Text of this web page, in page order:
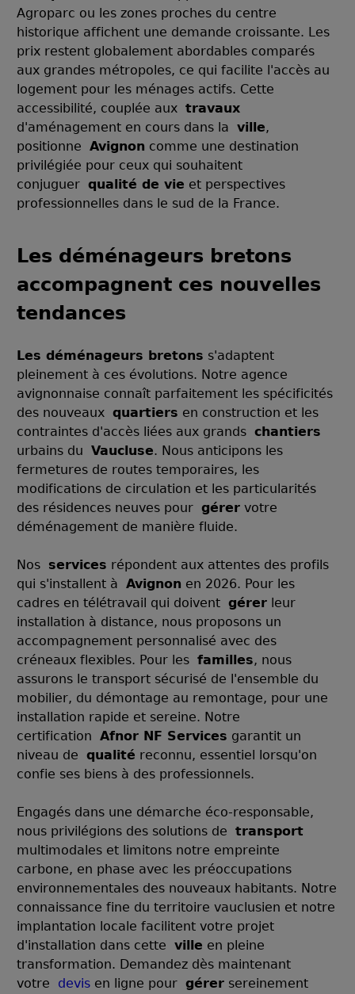
Agroparc ou les zones proches du centre
historique affichent une demande croissante. Les
prix restent globalement abordables comparés
aux grandes métropoles, ce qui facilite l'accès au
logement pour les ménages actifs. Cette
accessibilité, couplée aux travaux
d'aménagement en cours dans la ville,
positionne Avignon comme une destination
privilégiée pour ceux qui souhaitent
conjuguer qualité de vie et perspectives
professionnelles dans le sud de la France.
Les déménageurs bretons
accompagnent ces nouvelles
tendances
Les déménageurs bretons s'adaptent
pleinement à ces évolutions. Notre agence
avignonnaise connaît parfaitement les spécificités
des nouveaux quartiers en construction et les
contraintes d'accès liées aux grands chantiers
urbains du Vaucluse. Nous anticipons les
fermetures de routes temporaires, les
modifications de circulation et les particularités
des résidences neuves pour gérer votre
déménagement de manière fluide.
Nos services répondent aux attentes des profils
qui s'installent à Avignon en 2026. Pour les
cadres en télétravail qui doivent gérer leur
installation à distance, nous proposons un
accompagnement personnalisé avec des
créneaux flexibles. Pour les familles, nous
assurons le transport sécurisé de l'ensemble du
mobilier, du démontage au remontage, pour une
installation rapide et sereine. Notre
certification Afnor NF Services garantit un
niveau de qualité reconnu, essentiel lorsqu'on
confie ses biens à des professionnels.
Engagés dans une démarche éco-responsable,
nous privilégions des solutions de transport
multimodales et limitons notre empreinte
carbone, en phase avec les préoccupations
environnementales des nouveaux habitants. Notre
connaissance fine du territoire vauclusien et notre
implantation locale facilitent votre projet
d'installation dans cette ville en pleine
transformation. Demandez dès maintenant
votre devis en ligne pour gérer sereinement